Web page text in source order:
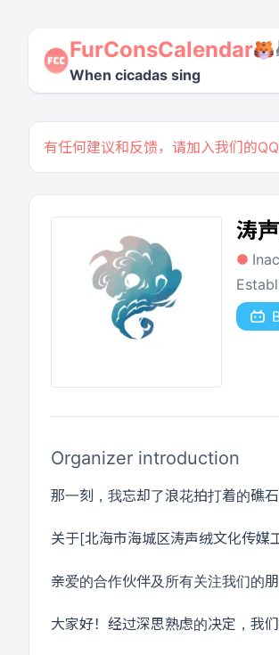
FurConsCalendar
When cicadas sing
有任何建议和反馈，请加入我们的
涛
Organizer introduction
那一刻，我忘却了浪花拍打着的礁
关于[北海市海城区涛声绒文化传媒
亲爱的合作伙伴及所有关注我们的朋
大家好！经过深思熟虑的决定，我